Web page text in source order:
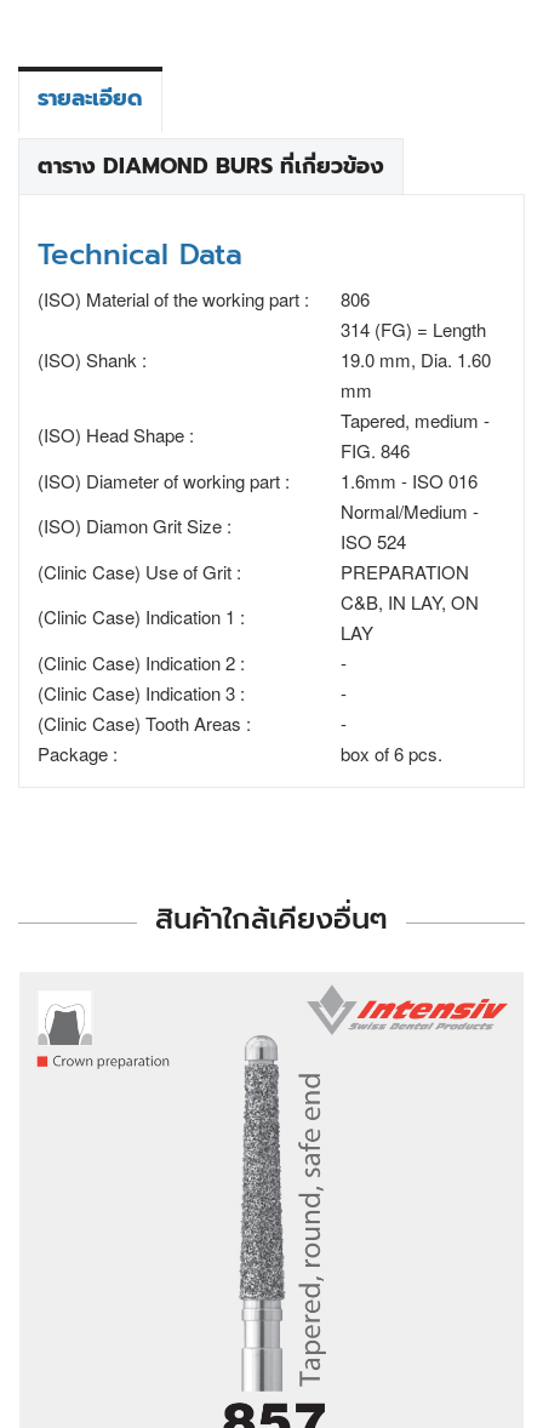
รายละเอียด
ตาราง DIAMOND BURS ที่เกี่ยวข้อง
Technical Data
(ISO) Material of the working part : 806
(ISO) Shank :
314 (FG) = Length
19.0 mm, Dia. 1.60
mm
(ISO) Head Shape :
Tapered, medium -
FIG. 846
(ISO) Diameter of working part :
1.6mm - ISO 016
(ISO) Diamon Grit Size :
Normal/Medium -
ISO 524
(Clinic Case) Use of Grit :
PREPARATION
(Clinic Case) Indication 1 :
C&B, IN LAY, ON
LAY
(Clinic Case) Indication 2 :
-
(Clinic Case) Indication 3 :
-
(Clinic Case) Tooth Areas :
-
Package :
box of 6 pcs.
สินค้าใกล้เคียงอื่นๆ